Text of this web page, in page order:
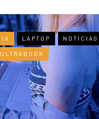
IA LAPTOP NOTICIAS
ULTRABOOK